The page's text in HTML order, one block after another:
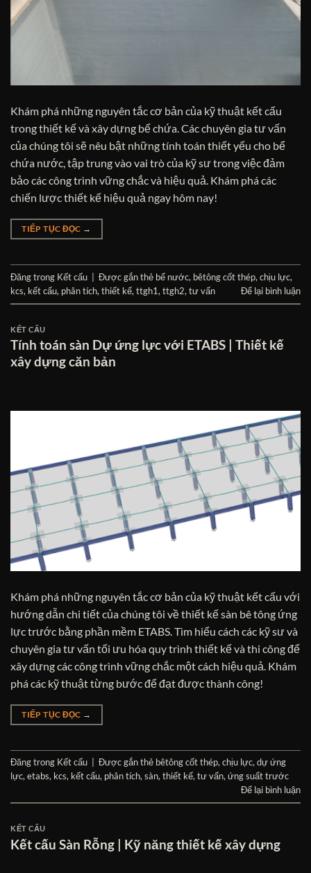
Khám phá những nguyên tắc cơ bản của kỹ thuật kết cấu
trong thiết kế và xây dựng bể chứa. Các chuyên gia tư vấn
của chúng tôi sẽ nêu bật những tính toán thiết yếu cho bể
chứa nước, tập trung vào vai trò của kỹ sư trong việc đảm
bảo các công trình vững chắc và hiệu quả. Khám phá các
chiến lược thiết kế hiệu quả ngay hôm nay!
TIẾP TỤC ĐỌC →
Đăng trong Kết cấu Được gắn thẻ bể nước, bêtông cốt thép, chịu lực,
kcs, kết cấu, phân tích, thiết kế, ttgh1, ttgh2, tư vấn Để lại bình luận
KẾT CẤU
Tính toán sàn Dự ứng lực với ETABS | Thiết kế
xây dựng căn bản
Khám phá những nguyên tắc cơ bản của kỹ thuật kết cấu với
hướng dẫn chi tiết của chúng tôi về thiết kế sàn bê tông ứng
lực trước bằng phần mềm ETABS. Tìm hiểu cách các kỹ sư và
chuyên gia tư vấn tối ưu hóa quy trình thiết kế và thi công để
xây dựng các công trình vững chắc một cách hiệu quả. Khám
phá các kỹ thuật từng bước để đạt được thành công!
TIẾP TỤC ĐỌC →
Đăng trong Kết cấu Được gắn thẻ bêtông cốt thép,chịu lực,dự ứng
lực,etabs, kcs, kết cấu, phân tích,sàn,thiết kế,tư vấn,ứng suất trước
Để lại bình luận
KẾT CẤU
Kết cấu Sàn Rỗng | Kỹ năng thiết kế xây dựng